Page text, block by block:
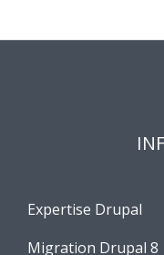
Expertise Drupal
Migration Drupal 8